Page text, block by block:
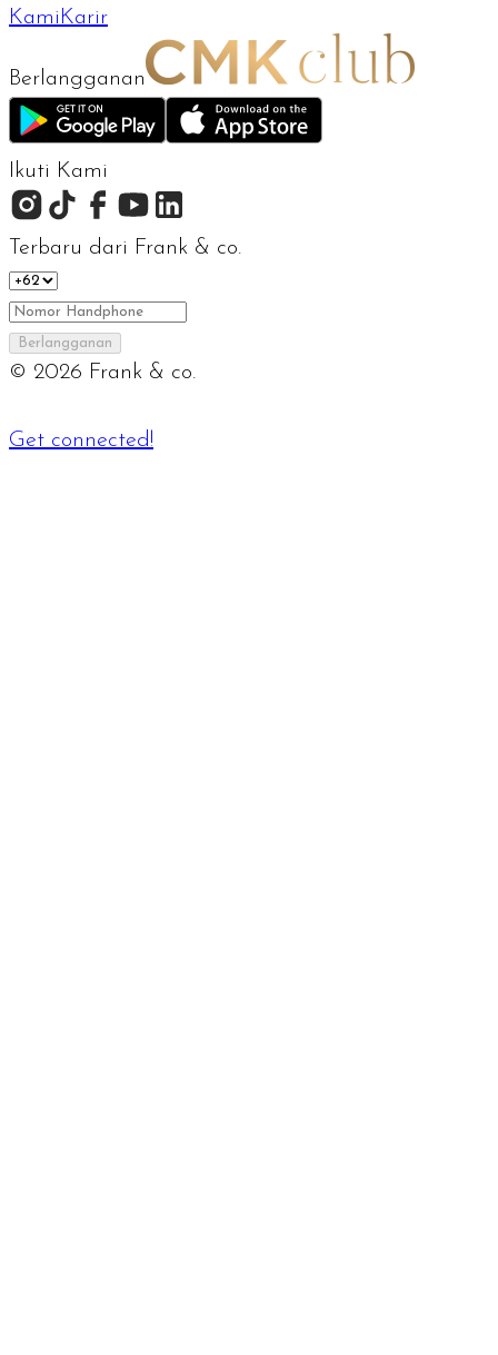
Kami Karir
Berlangganan
Ikuti Kami
Terbaru dari Frank & co.
Berlangganan
© 2026 Frank & co.
Get connected!